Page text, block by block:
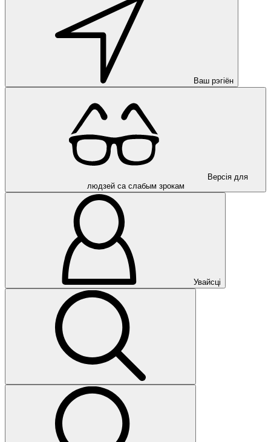
Ваш рэгіён
Версія для
людзей са слабым зрокам
Увайсці